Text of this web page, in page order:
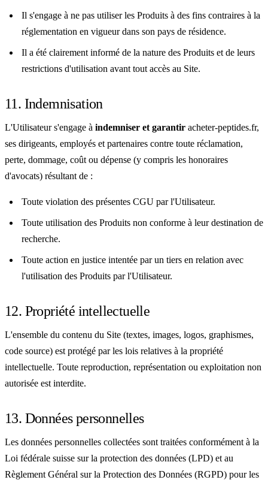
Il s'engage à ne pas utiliser les Produits à des fins contraires à la
réglementation en vigueur dans son pays de résidence.
Il a été clairement informé de la nature des Produits et de leurs
restrictions d'utilisation avant tout accès au Site.
11. Indemnisation
L'Utilisateur s'engage à indemniser et garantir acheter-peptides.fr,
ses dirigeants, employés et partenaires contre toute réclamation,
perte, dommage, coût ou dépense (y compris les honoraires
d'avocats) résultant de :
Toute violation des présentes CGU par l'Utilisateur.
Toute utilisation des Produits non conforme à leur destination de
recherche.
Toute action en justice intentée par un tiers en relation avec
l'utilisation des Produits par l'Utilisateur.
12. Propriété intellectuelle
L'ensemble du contenu du Site (textes, images, logos, graphismes,
code source) est protégé par les lois relatives à la propriété
intellectuelle. Toute reproduction, représentation ou exploitation non
autorisée est interdite.
13. Données personnelles
Les données personnelles collectées sont traitées conformément à la
Loi fédérale suisse sur la protection des données (LPD) et au
Règlement Général sur la Protection des Données (RGPD) pour les